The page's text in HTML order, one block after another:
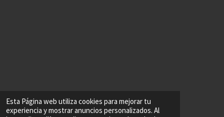
Esta Página web utiliza cookies para mejorar tu
experiencia y mostrar anuncios personalizados. Al